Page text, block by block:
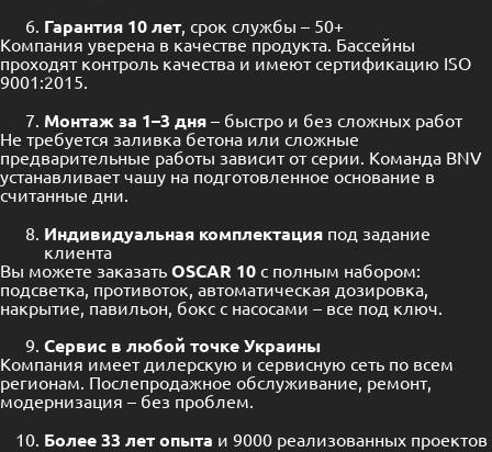
Гарантия 10 лет, срок службы – 50+
Компания уверена в качестве продукта. Бассейны
проходят контроль качества и имеют сертификацию ISO
9001:2015.
Монтаж за 1–3 дня – быстро и без сложных работ
Не требуется заливка бетона или сложные
предварительные работы зависит от серии. Команда BNV
устанавливает чашу на подготовленное основание в
считанные дни.
Индивидуальная комплектация под задание
клиента
Вы можете заказать OSCAR 10 с полным набором:
подсветка, противоток, автоматическая дозировка,
накрытие, павильон, бокс с насосами – все под ключ.
Сервис в любой точке Украины
Компания имеет дилерскую и сервисную сеть по всем
регионам. Послепродажное обслуживание, ремонт,
модернизация – без проблем.
Более 33 лет опыта и 9000 реализованных проектов